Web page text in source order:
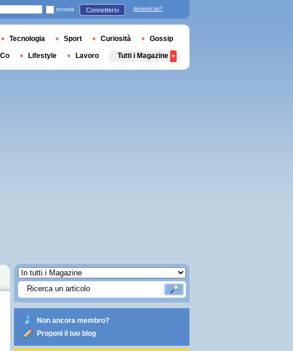
Non ancora membro?
Proponi il tuo blog
ricorda Connettersi dimenticati?
Tecnologia Sport Curiosità Gossip
Lifestyle Lavoro Tutti i Magazine